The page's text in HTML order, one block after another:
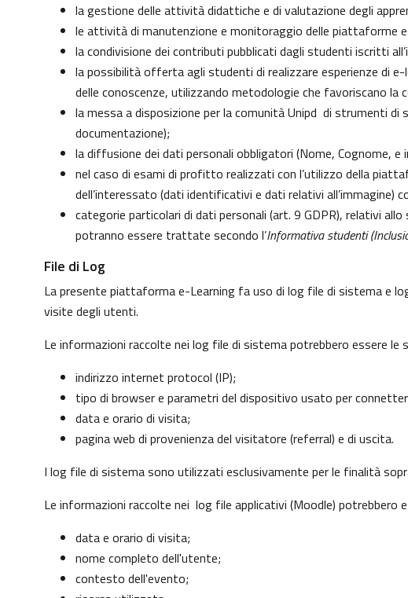
la gestione delle attività didattiche e di valutazione degli
le attività di manutenzione e monitoraggio delle piattaforme
la condivisione dei contributi pubblicati dagli studenti iscritti
la possibilità offerta agli studenti di realizzare esperienze di
delle conoscenze, utilizzando metodologie che favoriscano
la messa a disposizione per la comunità Unipd di strumenti di
documentazione);
la diffusione dei dati personali obbligatori (Nome, Cognome,
nel caso di esami di profitto realizzati con l’utilizzo della
dell’interessato (dati identificativi e dati relativi all’immagine)
categorie particolari di dati personali (art. 9 GDPR), relativi
potranno essere trattate secondo l’Informativa studenti
File di Log
La presente piattaforma e-Learning fa uso di log file di sistema e
visite degli utenti.
Le informazioni raccolte nei log file di sistema potrebbero essere le
indirizzo internet protocol (IP);
tipo di browser e parametri del dispositivo usato per
data e orario di visita;
pagina web di provenienza del visitatore (referral) e di uscita.
I log file di sistema sono utilizzati esclusivamente per le finalità
Le informazioni raccolte nei log file applicativi (Moodle) potrebbero
data e orario di visita;
nome completo dell'utente;
contesto dell'evento;